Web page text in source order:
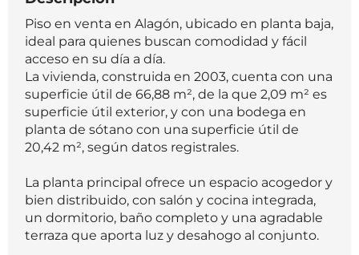
Piso en venta en Alagón, ubicado en planta baja,
ideal para quienes buscan comodidad y fácil
acceso en su día a día.
La vivienda, construida en 2003, cuenta con una
superficie útil de 66,88 m², de la que 2,09 m² es
superficie útil exterior, y con una bodega en
planta de sótano con una superficie útil de
20,42 m², según datos registrales.
La planta principal ofrece un espacio acogedor y
bien distribuido, con salón y cocina integrada,
un dormitorio, baño completo y una agradable
terraza que aporta luz y desahogo al conjunto.